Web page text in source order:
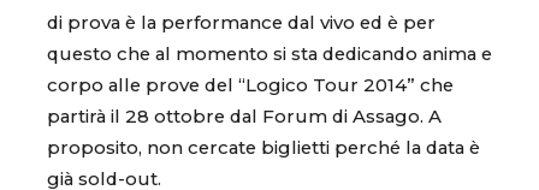
di prova è la performance dal vivo ed è per
questo che al momento si sta dedicando anima e
corpo alle prove del “Logico Tour 2014” che
partirà il 28 ottobre dal Forum di Assago. A
proposito, non cercate biglietti perché la data è
già sold-out.